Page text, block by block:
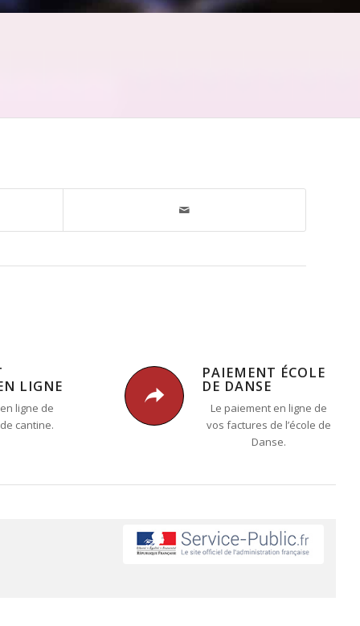
LIGNE
ligne de
cantine.
PAIEMENT ÉCOLE
DE DANSE
Le paiement en ligne de
vos factures de l’école de
Danse.